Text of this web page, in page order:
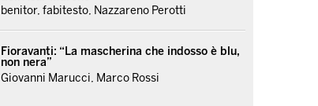
benitor, fabitesto, Nazzareno Perotti
Fioravanti: “La mascherina che indosso è blu,
non nera”
Giovanni Marucci, Marco Rossi